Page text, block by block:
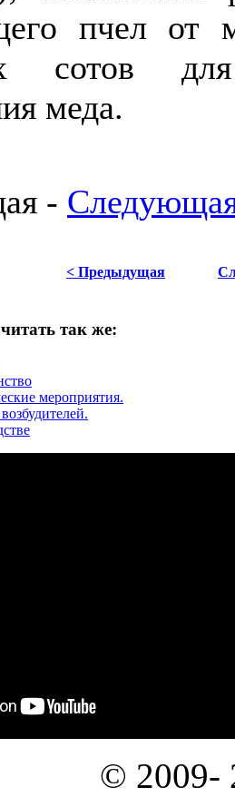
пчел от
сотов
меда.
-
< Предыдущая
так же:
мероприятия.
© 2009-